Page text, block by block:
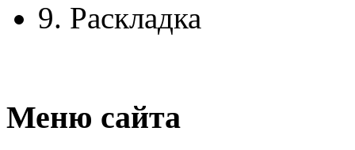
9. Раскладка
Меню сайта